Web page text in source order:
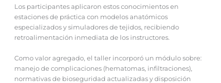
Los participantes aplicaron estos conocimientos en
estaciones de práctica con modelos anatómicos
especializados y simuladores de tejidos, recibiendo
retroalimentación inmediata de los instructores.
Como valor agregado, el taller incorporó un módulo sobre:
manejo de complicaciones (hematomas, infiltraciones),
normativas de bioseguridad actualizadas y disposición